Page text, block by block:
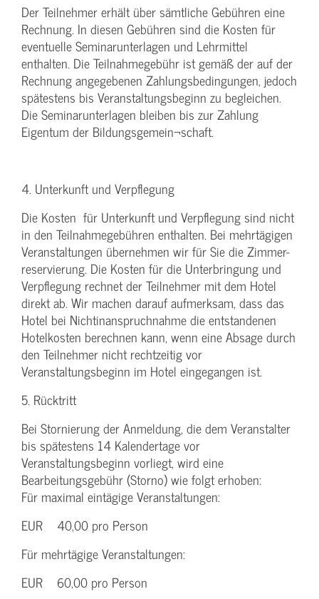
Der Teilnehmer erhält über sämtliche Gebühren eine
Rechnung. In diesen Gebühren sind die Kosten für
eventuelle Seminarunterlagen und Lehrmittel
enthalten. Die Teilnahmegebühr ist gemäß der auf der
Rechnung angegebenen Zahlungsbedingungen, jedoch
spätestens bis Veranstaltungsbeginn zu begleichen.
Die Seminarunterlagen bleiben bis zur Zahlung
Eigentum der Bildungsgemein¬schaft.
4. Unterkunft und Verpflegung
Die Kosten für Unterkunft und Verpflegung sind nicht
in den Teilnahmegebühren enthalten. Bei mehrtägigen
Veranstaltungen übernehmen wir für Sie die Zimmer-
reservierung. Die Kosten für die Unterbringung und
Verpflegung rechnet der Teilnehmer mit dem Hotel
direkt ab. Wir machen darauf aufmerksam, dass das
Hotel bei Nichtinanspruchnahme die entstandenen
Hotelkosten berechnen kann, wenn eine Absage durch
den Teilnehmer nicht rechtzeitig vor
Veranstaltungsbeginn im Hotel eingegangen ist.
5. Rücktritt
Bei Stornierung der Anmeldung, die dem Veranstalter
bis spätestens 14 Kalendertage vor
Veranstaltungsbeginn vorliegt, wird eine
Bearbeitungsgebühr (Storno) wie folgt erhoben:
Für maximal eintägige Veranstaltungen:
EUR 40,00 pro Person
Für mehrtägige Veranstaltungen:
EUR 60,00 pro Person